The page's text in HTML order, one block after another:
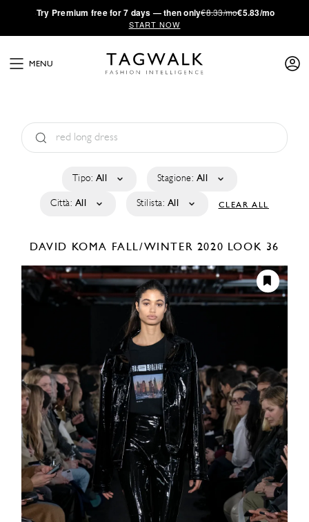
·Try Premium free for 7 days — then only€8.33/mo€5.83/mo
START NOW
MENU
Tipo: All Stagione: All
Città: All Stilista: All CLEAR ALL
DAVID KOMA FALL/WINTER 2020 LOOK 36